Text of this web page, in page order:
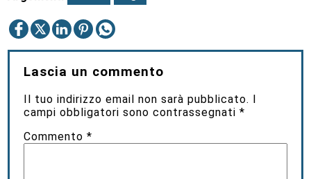
Lascia un commento
Il tuo indirizzo email non sarà pubblicato. I
campi obbligatori sono contrassegnati*
Commento*